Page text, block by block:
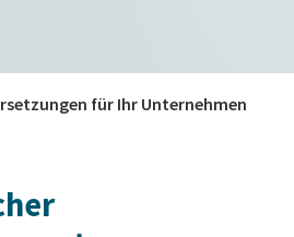
für Ihr Unternehmen